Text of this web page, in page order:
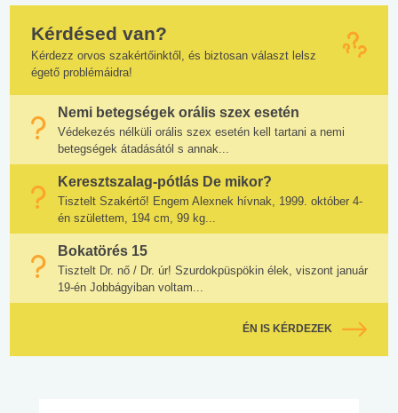
Kérdésed van?
Kérdezz orvos szakértőinktől, és biztosan választ lelsz
égető problémáidra!
Nemi betegségek orális szex esetén
Védekezés nélküli orális szex esetén kell tartani a nemi
betegségek átadásától s annak...
Keresztszalag-pótlás De mikor?
Tisztelt Szakértő! Engem Alexnek hívnak, 1999. október 4-
én születtem, 194 cm, 99 kg...
Bokatörés 15
Tisztelt Dr. nő / Dr. úr! Szurdokpüspökin élek, viszont január
19-én Jobbágyiban voltam...
ÉN IS KÉRDEZEK